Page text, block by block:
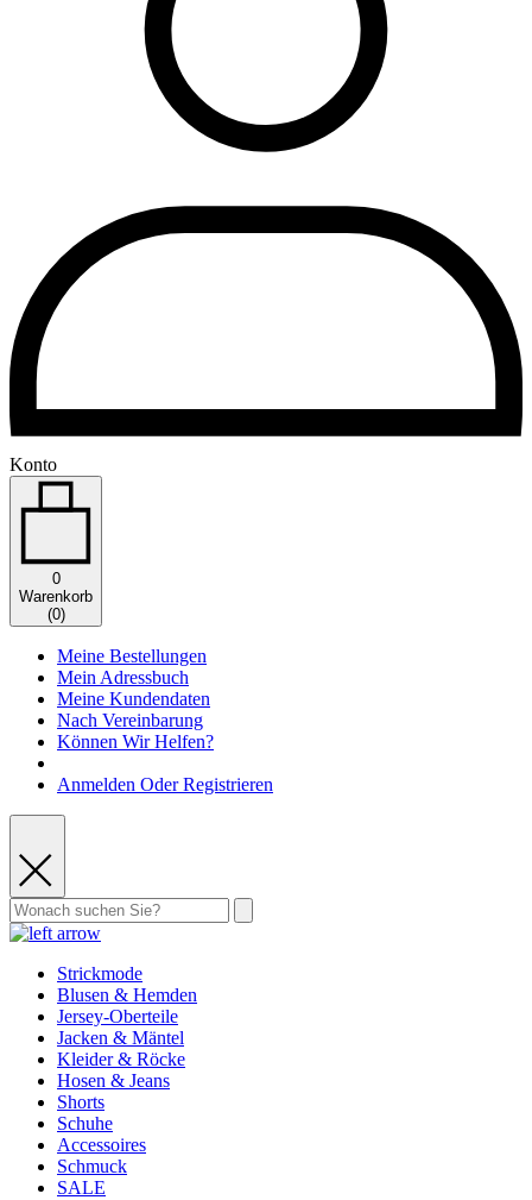
Konto
0
Warenkorb
(0)
Meine Bestellungen
Mein Adressbuch
Meine Kundendaten
Nach Vereinbarung
Können Wir Helfen?
Anmelden Oder Registrieren
Strickmode
Blusen & Hemden
Jersey-Oberteile
Jacken & Mäntel
Kleider & Röcke
Hosen & Jeans
Shorts
Schuhe
Accessoires
Schmuck
SALE